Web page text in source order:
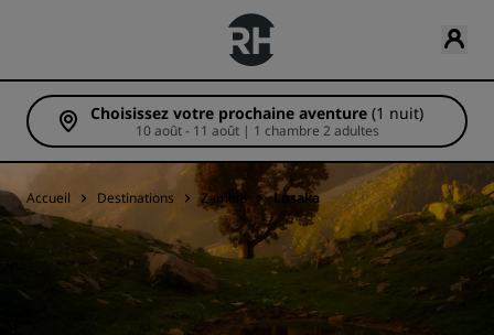
Choisissez votre prochaine aventure (1 nuit)
10 août - 11 août | 1 chambre 2 adultes
Accueil Destinations Zambie Lusaka